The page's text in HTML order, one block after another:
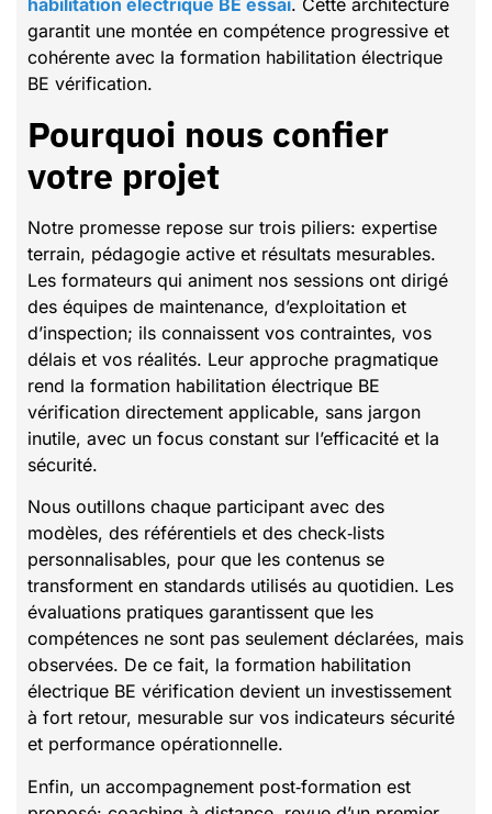
habilitation électrique BE essai. Cette architecture
garantit une montée en compétence progressive et
cohérente avec la formation habilitation électrique
BE vérification.
Pourquoi nous confier
votre projet
Notre promesse repose sur trois piliers: expertise
terrain, pédagogie active et résultats mesurables.
Les formateurs qui animent nos sessions ont dirigé
des équipes de maintenance, d’exploitation et
d’inspection; ils connaissent vos contraintes, vos
délais et vos réalités. Leur approche pragmatique
rend la formation habilitation électrique BE
vérification directement applicable, sans jargon
inutile, avec un focus constant sur l’efficacité et la
sécurité.
Nous outillons chaque participant avec des
modèles, des référentiels et des check‑lists
personnalisables, pour que les contenus se
transforment en standards utilisés au quotidien. Les
évaluations pratiques garantissent que les
compétences ne sont pas seulement déclarées, mais
observées. De ce fait, la formation habilitation
électrique BE vérification devient un investissement
à fort retour, mesurable sur vos indicateurs sécurité
et performance opérationnelle.
Enfin, un accompagnement post‑formation est